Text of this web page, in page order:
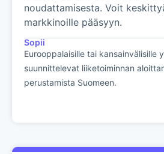
noudattamisesta. Voit
markkinoille pääsyyn.
Sopii
Eurooppalaisille tai kansainvälisille
suunnittelevat liiketoiminnan
perustamista Suomeen.